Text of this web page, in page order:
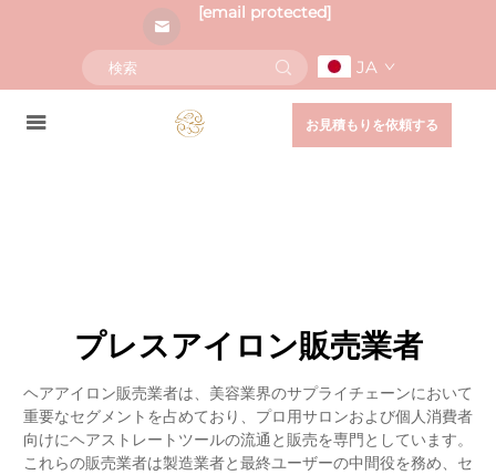
[email protected]
JA
お見積もりを依頼する
プレスアイロン販売業者
ヘアアイロン販売業者は、美容業界のサプライチェーンにおいて
重要なセグメントを占めており、プロ用サロンおよび個人消費者
向けにヘアストレートツールの流通と販売を専門としています。
これらの販売業者は製造業者と最終ユーザーの中間役を務め、セ